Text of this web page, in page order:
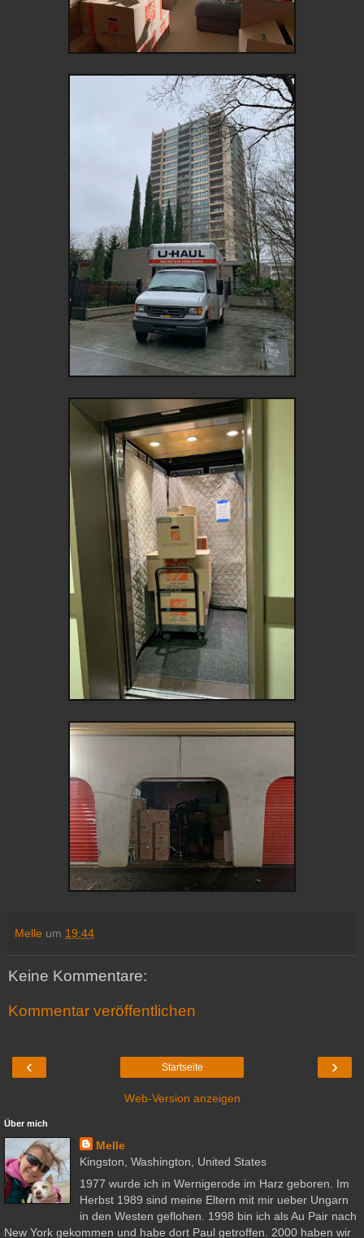
Melle um 19:44
Keine Kommentare:
Kommentar veröffentlichen
‹ ›
Startseite
Web-Version anzeigen
Über mich
Melle
Kingston, Washington, United States
1977 wurde ich in Wernigerode im Harz geboren. Im
Herbst 1989 sind meine Eltern mit mir ueber Ungarn
in den Westen geflohen. 1998 bin ich als Au Pair nach
New York gekommen und habe dort Paul getroffen. 2000 haben wir